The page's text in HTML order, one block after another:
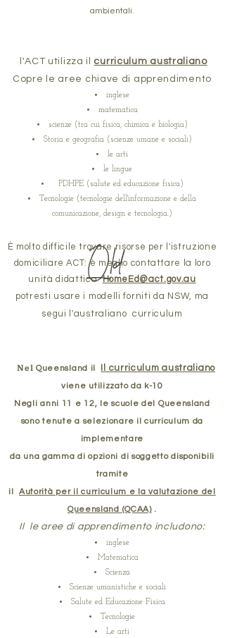
ambientali.
l'ACT utilizza il curriculum australiano
Copre le aree chiave di apprendimento
inglese
matematica
scienze (tra cui fisica, chimica e biologia)
Storia e geografia (scienze umane e sociali)
le arti
le lingue
PDHPE (salute ed educazione fisica)
Tecnologie (tecnologie dell'informazione e della
comunicazione, design e tecnologia.)
È molto difficile trovare risorse per l'istruzione
domiciliare ACT: è meglio contattare la loro
unità didattica HomeEd@act.gov.au
potresti usare i modelli forniti da NSW, ma
segui l'australiano curriculum
Nel Queensland il Il curriculum australiano
viene utilizzato da k-10
Negli anni 11 e 12, le scuole del Queensland
sono tenute a selezionare il curriculum da
implementare
da una gamma di opzioni di soggetto disponibili
tramite
il
Autorità per il curriculum e la valutazione del
Queensland (QCAA).
Il le aree di apprendimento includono:
inglese
Matematica
Scienza
Scienze umanistiche e sociali
Salute ed Educazione Fisica
Tecnologie
Le arti